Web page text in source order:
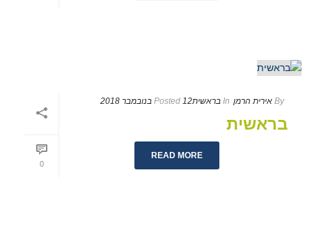
0
By אירית הרמן In בראשית Posted 12 בנובמבר 2018
בראשית
READ MORE